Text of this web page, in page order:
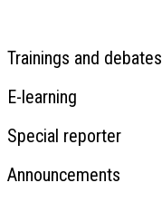
Trainings and debates
E-learning
Special reporter
Announcements